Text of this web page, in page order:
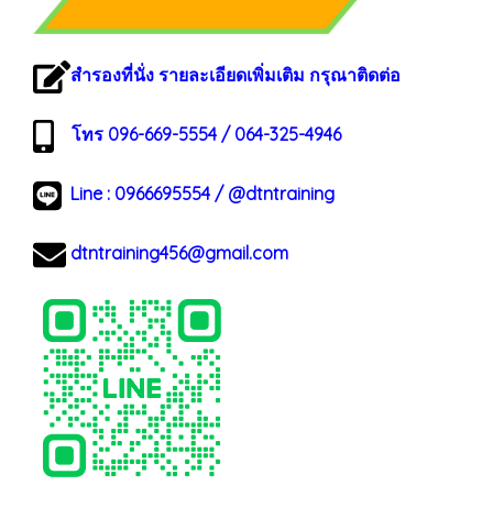
สำรองที่นั่ง รายละเอียดเพิ่มเติม กรุณาติดต่อ
โทร 096-669-5554 / 064-325-4946
Line : 0966695554/ @dtntraining
dtntraining456@gmail.com